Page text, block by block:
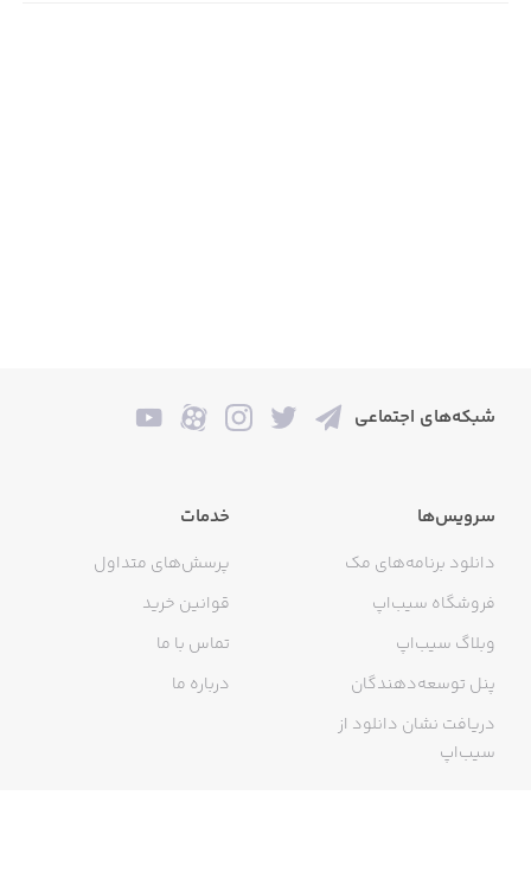
شبکه‌های اجتماعی
سرویس‌ها
دانلود برنامه‌های مک
فروشگاه سیب‌اپ
وبلاگ سیب‌اپ
پنل توسعه‌دهندگان
دریافت نشان دانلود از
سیب‌اپ
خدمات
پرسش‌های متداول
قوانین خرید
تماس با ما
درباره ما